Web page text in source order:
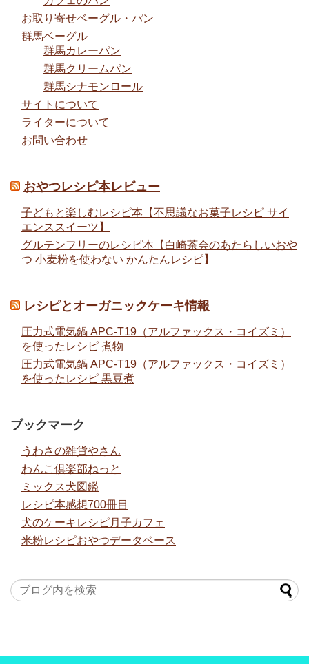
お取り寄せベーグル・パン
群馬ベーグル
群馬カレーパン
群馬クリームパン
群馬シナモンロール
サイトについて
ライターについて
お問い合わせ
おやつレシピ本レビュー
子どもと楽しむレシピ本【不思議なお菓子レシピ サイ
エンススイーツ】
グルテンフリーのレシピ本【白崎茶会のあたらしいおや
つ 小麦粉を使わない かんたんレシピ】
レシピとオーガニックケーキ情報
圧力式電気鍋 APC-T19（アルファックス・コイズミ）
を使ったレシピ 煮物
圧力式電気鍋 APC-T19（アルファックス・コイズミ）
を使ったレシピ 黒豆煮
ブックマーク
うわさの雑貨やさん
わんこ倶楽部ねっと
ミックス犬図鑑
レシピ本感想700冊目
犬のケーキレシピ月子カフェ
米粉レシピおやつデータベース